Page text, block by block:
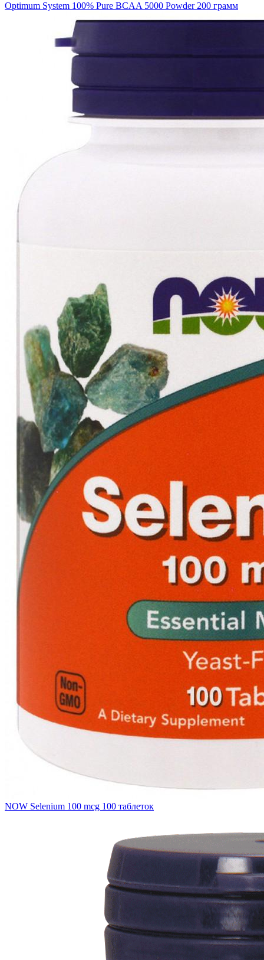
Optimum System 100% Pure BCAA 5000 Powder 200 грамм
NOW Selenium 100 mcg 100 таблеток